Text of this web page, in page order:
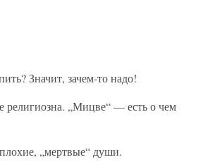
Значит, зачем-то надо!
религиозна. „Мицве“ — есть о чем
„мертвые“ души.